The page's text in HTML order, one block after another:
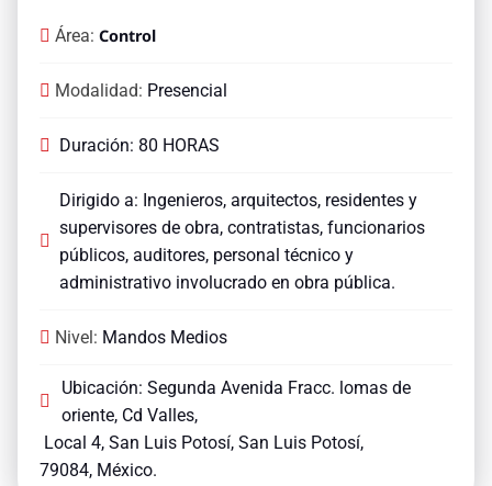
Área: Control
Modalidad: Presencial
Duración: 80 HORAS
Dirigido a: Ingenieros, arquitectos, residentes y
supervisores de obra, contratistas, funcionarios
públicos, auditores, personal técnico y
administrativo involucrado en obra pública.
Nivel: Mandos Medios
Ubicación: Segunda Avenida Fracc. lomas de
oriente, Cd Valles,
Local 4, San Luis Potosí, San Luis Potosí,
79084, México.